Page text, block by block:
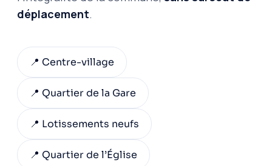
déplacement.
📍 Centre-village
📍 Quartier de la Gare
📍 Lotissements neufs
📍 Quartier de l’Église